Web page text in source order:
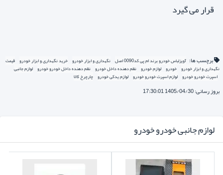
قرار می گیرد
برچسب ها: آویزلباس خودرو برند ام پی کد0090 اصل نگهداری و ابزار خودرو خرید نگهداری و ابزار خودرو قیمت
نگهداری و ابزار خودرو خودرو لوازم خودرو نظم دهنده داخل خودرو نظم دهنده داخل خودرو خودرو لوازم جانبی
اسپرت خودرو خودرو لوازم اسپرت خودرو خودرو لوازم یدکی خودرو چارچرخ کالا
بروز رسانی: 1405/04/30 17:30:01
لوازم جانبی خودرو خودرو